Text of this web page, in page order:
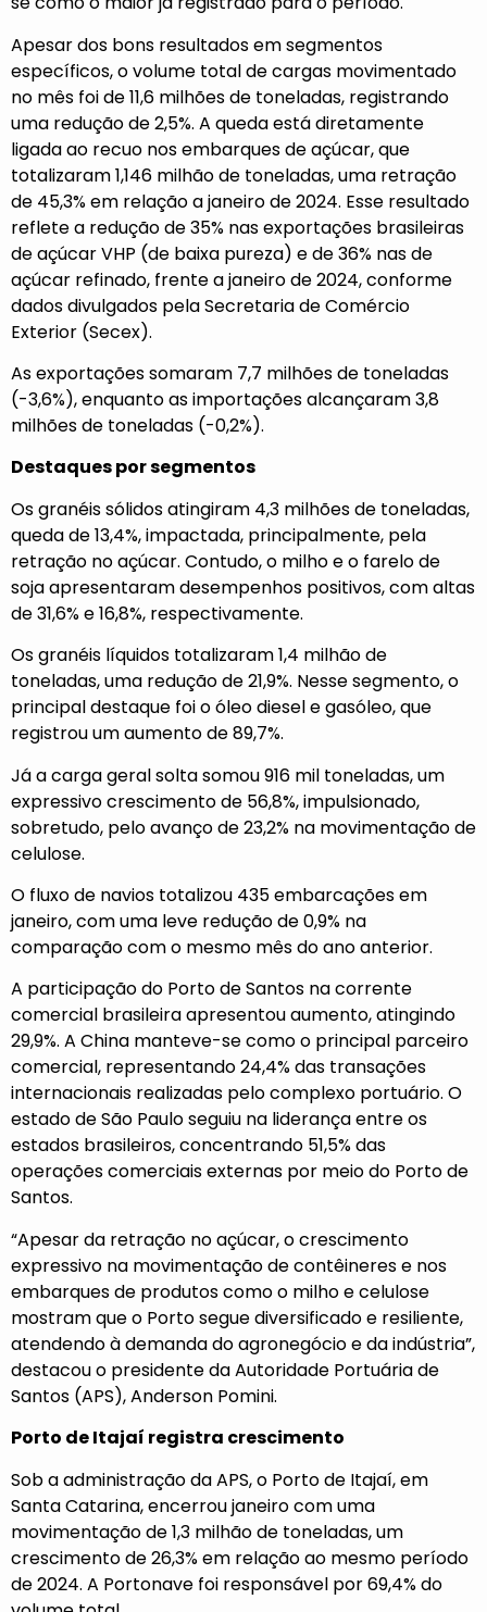
Apesar dos bons resultados em segmentos
específicos, o volume total de cargas movimentado
no mês foi de 11,6 milhões de toneladas, registrando
uma redução de 2,5%. A queda está diretamente
ligada ao recuo nos embarques de açúcar, que
totalizaram 1,146 milhão de toneladas, uma retração
de 45,3% em relação a janeiro de 2024. Esse resultado
reflete a redução de 35% nas exportações brasileiras
de açúcar VHP (de baixa pureza) e de 36% nas de
açúcar refinado, frente a janeiro de 2024, conforme
dados divulgados pela Secretaria de Comércio
Exterior (Secex).
As exportações somaram 7,7 milhões de toneladas
(-3,6%), enquanto as importações alcançaram 3,8
milhões de toneladas (-0,2%).
Destaques por segmentos
Os granéis sólidos atingiram 4,3 milhões de toneladas,
queda de 13,4%, impactada, principalmente, pela
retração no açúcar. Contudo, o milho e o farelo de
soja apresentaram desempenhos positivos, com altas
de 31,6% e 16,8%, respectivamente.
Os granéis líquidos totalizaram 1,4 milhão de
toneladas, uma redução de 21,9%. Nesse segmento, o
principal destaque foi o óleo diesel e gasóleo, que
registrou um aumento de 89,7%.
Já a carga geral solta somou 916 mil toneladas, um
expressivo crescimento de 56,8%, impulsionado,
sobretudo, pelo avanço de 23,2% na movimentação de
celulose.
O fluxo de navios totalizou 435 embarcações em
janeiro, com uma leve redução de 0,9% na
comparação com o mesmo mês do ano anterior.
A participação do Porto de Santos na corrente
comercial brasileira apresentou aumento, atingindo
29,9%. A China manteve-se como o principal parceiro
comercial, representando 24,4% das transações
internacionais realizadas pelo complexo portuário. O
estado de São Paulo seguiu na liderança entre os
estados brasileiros, concentrando 51,5% das
operações comerciais externas por meio do Porto de
Santos.
“Apesar da retração no açúcar, o crescimento
expressivo na movimentação de contêineres e nos
embarques de produtos como o milho e celulose
mostram que o Porto segue diversificado e resiliente,
atendendo à demanda do agronegócio e da indústria”,
destacou o presidente da Autoridade Portuária de
Santos (APS), Anderson Pomini.
Porto de Itajaí registra crescimento
Sob a administração da APS, o Porto de Itajaí, em
Santa Catarina, encerrou janeiro com uma
movimentação de 1,3 milhão de toneladas, um
crescimento de 26,3% em relação ao mesmo período
de 2024. A Portonave foi responsável por 69,4% do